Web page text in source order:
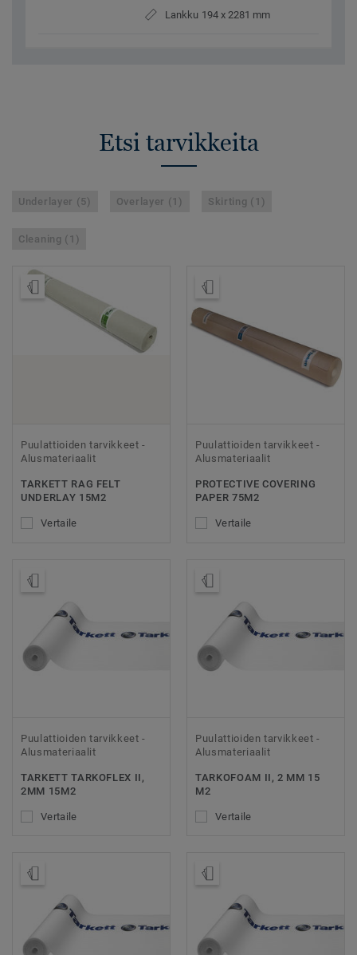
Lankku 194 x 2281 mm
Etsi tarvikkeita
Underlayer (5) Overlayer (1) Skirting (1)
Cleaning (1)
Tilaa malli
Puulattioiden tarvikkeet -
Alusmateriaalit
TARKETT RAG FELT
UNDERLAY 15M2
Vertaile
Puulattioiden tarvikkeet -
Alusmateriaalit
PROTECTIVE COVERING
PAPER 75M2
Vertaile
Puulattioiden tarvikkeet -
Alusmateriaalit
TARKETT TARKOFLEX II,
2MM 15M2
Vertaile
Puulattioiden tarvikkeet -
Alusmateriaalit
TARKOFOAM II, 2 MM 15
M2
Vertaile